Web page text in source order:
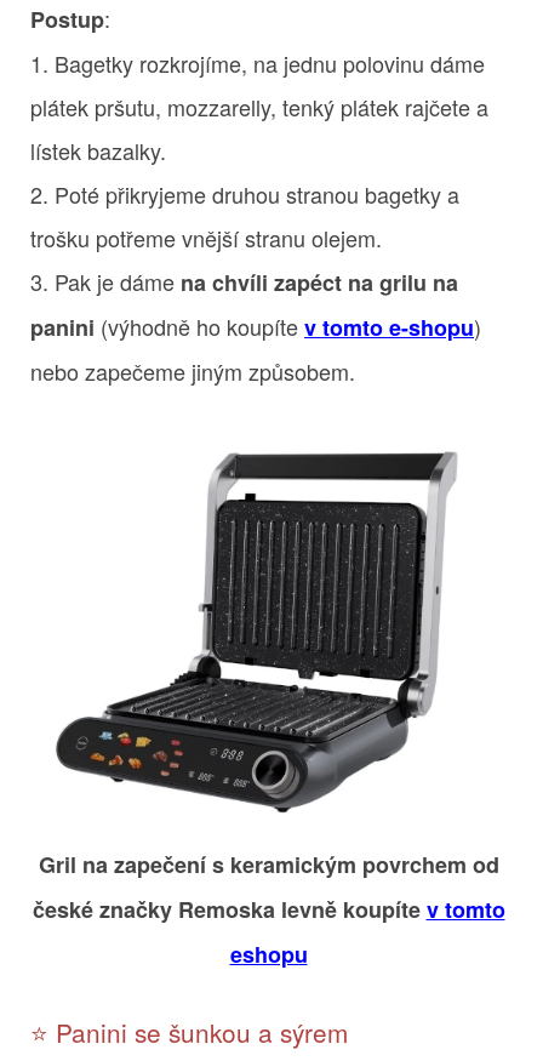
Postup:
1. Bagetky rozkrojíme, na jednu polovinu dáme
plátek pršutu, mozzarelly, tenký plátek rajčete a
lístek bazalky.
2. Poté přikryjeme druhou stranou bagetky a
trošku potřeme vnější stranu olejem.
3. Pak je dáme na chvíli zapéct na grilu na
panini (výhodně ho koupítev tomto e-shopu)
nebo zapečeme jiným způsobem.
Gril na zapečení s keramickým povrchem od
české značky Remoska levně koupítev tomto
eshopu
⭐ Panini se šunkou a sýrem